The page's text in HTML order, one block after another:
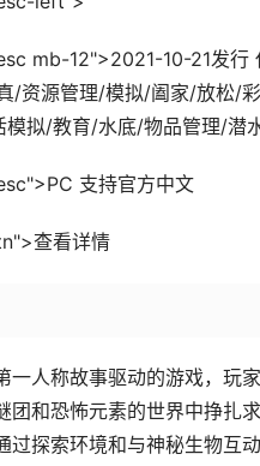
mb-12">2021-10-21发行
/资源管理/模拟/阖家/放松/
模拟/教育/水底/物品管理/潜
支持官方中文
查看详情
一人称故事驱动的游戏，玩
团和恐怖元素的世界中挣扎
过探索环境和与神秘生物互